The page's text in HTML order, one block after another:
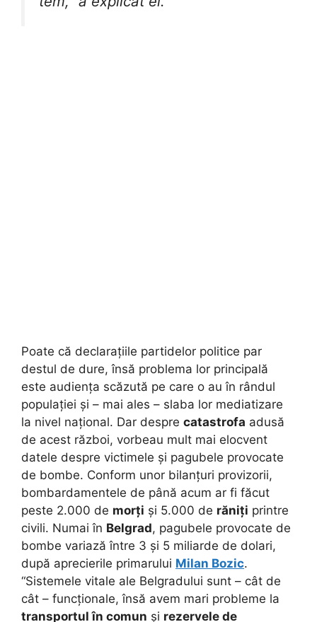
Poate că declarațiile partidelor politice par
destul de dure, însă problema lor principală
este audiența scăzută pe care o au în rândul
populației și – mai ales – slaba lor mediatizare
la nivel național. Dar despre catastrofa adusă
de acest război, vorbeau mult mai elocvent
datele despre victimele și pagubele provocate
de bombe. Conform unor bilanțuri provizorii,
bombardamentele de până acum ar fi făcut
peste 2.000 de morți și 5.000 de răniți printre
civili. Numai în Belgrad, pagubele provocate de
bombe variază între 3 și 5 miliarde de dolari,
după aprecierile primarului Milan Bozic.
“Sistemele vitale ale Belgradului sunt – cât de
cât – funcționale, însă avem mari probleme la
transportul în comun și rezervele de